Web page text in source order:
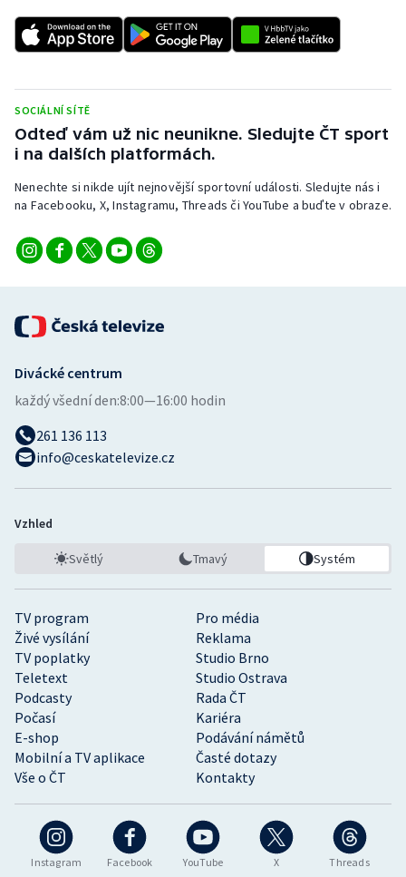
Sportovní střelba
Veslování
Vodní slalom
Volejbal
SOCIÁLNÍ SÍTĚ
Odteď vám už nic neunikne. Sledujte ČT sport
i na dalších platformách.
Nenechte si nikde ujít nejnovější sportovní události. Sledujte nás i
na Facebooku, X, Instagramu, Threads či YouTube a buďte v obraze.
Instagram Facebook YouTube X Threads
TV program
Pro média
Živé vysílání
Reklama
TV poplatky
Studio Brno
Teletext
Studio Ostrava
Podcasty
Rada ČT
Počasí
Kariéra
E-shop
Podávání námětů
Mobilní a TV aplikace
Časté dotazy
Vše o ČT
Kontakty
Divácké centrum
každý všední den:8:00—16:00 hodin
261 136 113
info@ceskatelevize.cz
Vzhled
Světlý Tmavý Systém